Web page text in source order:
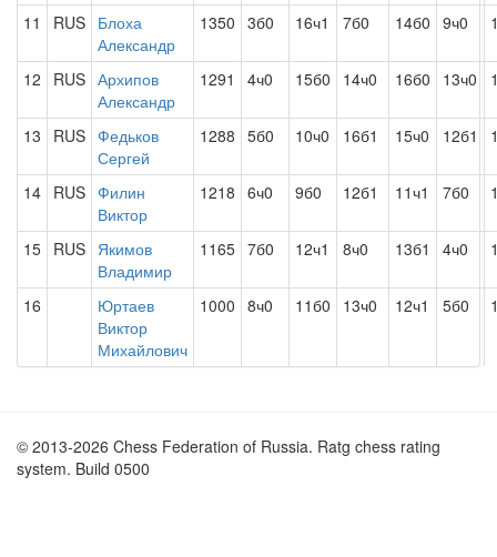
11 RUS Блоха
Александр
1350 3б0 16ч1 7б0 14б0 9ч0
12 RUS Архипов
Александр
1291 4ч0 15б0 14ч0 16б0 13ч0
13 RUS Федьков
Сергей
1288 5б0 10ч0 16б1 15ч0 12б1
14 RUS Филин
Виктор
1218 6ч0 9б0 12б1 11ч1 7б0
15 RUS Якимов
Владимир
1165 7б0 12ч1 8ч0 13б1 4ч0
16
Юртаев
Виктор
Михайлович
1000 8ч0 11б0 13ч0 12ч1 5б0
© 2013-2026 Chess Federation of Russia. Ratg chess rating
system. Build 0500